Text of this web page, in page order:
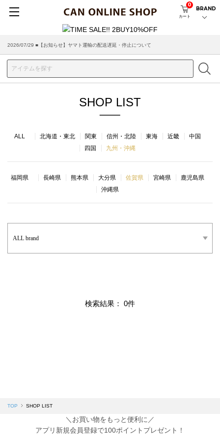
カート
0
BRAND
2026/07/29 ■【お知らせ】ヤマト運輸の配送遅延・停止について
2026/03/18 ■店舗受け取りサービスのご案内
SHOP LIST
ALL 北海道・東北 関東 信州・北陸 東海 近畿
中国
四国
九州・沖縄
福岡県 長崎県 熊本県 大分県 佐賀県 宮崎県
鹿児島県
沖縄県
検索結果： 0件
TOP SHOP LIST
＼お買い物をもっと便利に／
アプリ新規会員登録で100ポイントプレゼント！